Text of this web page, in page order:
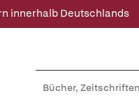
innerhalb Deutschlands